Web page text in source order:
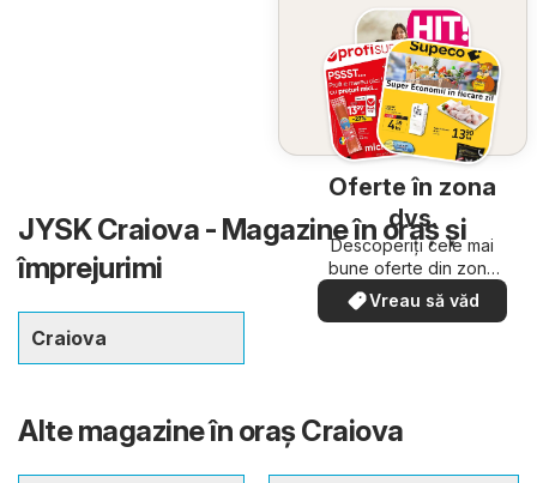
Oferte în zona
dvs.
Descoperiți cele mai
bune oferte din zona
dumneavoastră
Vreau să văd
JYSK Craiova - Magazine în oraş şi
împrejurimi
Craiova
Alte magazine în oraş Craiova